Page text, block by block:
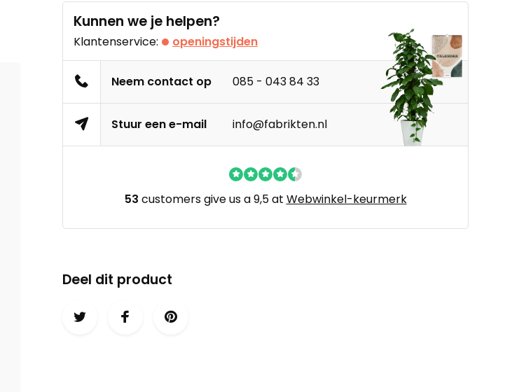
Kunnen we je helpen?
Klantenservice: openingstijden
Neem contact op 085 - 043 84 33
Stuur een e-mail info@fabrikten.nl
53 customers give us a 9,5 at Webwinkel-keurmerk
Deel dit product